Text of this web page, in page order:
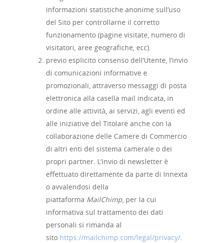
informazioni statistiche anonime sull’uso
del Sito per controllarne il corretto
funzionamento (pagine visitate, numero di
visitatori, aree geografiche, ecc).
previo esplicito consenso dell’Utente, l’invio
di comunicazioni informative e
promozionali, attraverso messaggi di posta
elettronica alla casella mail indicata, in
ordine alle attività, ai servizi, agli eventi ed
alle iniziative del Titolare anche con la
collaborazione delle Camere di Commercio
di altri enti del sistema camerale o dei
propri partner. L’invio di newsletter è
effettuato direttamente da parte di Innexta
o avvalendosi della
piattaforma MailChimp, per la cui
informativa sul trattamento dei dati
personali si rimanda al
sito https://mailchimp.com/legal/privacy/.